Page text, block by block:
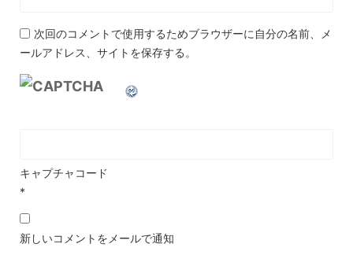
次回のコメントで使用するためブラウザーに自分の名前、メ
ールアドレス、サイトを保存する。
キャプチャコード
*
新しいコメントをメールで通知